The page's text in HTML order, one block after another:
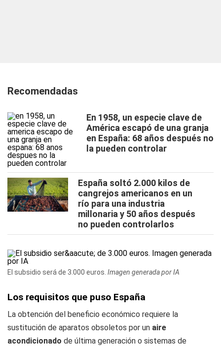
Recomendadas
En 1958, un especie clave de
América escapó de una granja
en España: 68 años después no
la pueden controlar
España soltó 2.000 kilos de
cangrejos americanos en un
río para una industria
millonaria y 50 años después
no pueden controlarlos
El subsidio será de 3.000 euros. Imagen generada por IA
Los requisitos que puso España
La obtención del beneficio económico requiere la
sustitución de aparatos obsoletos por un aire
acondicionado de última generación o sistemas de